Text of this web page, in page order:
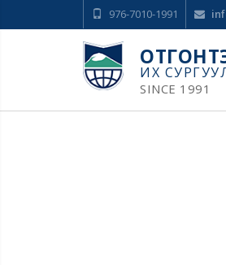
976-7010-1991
ИХ
SINCE 1991